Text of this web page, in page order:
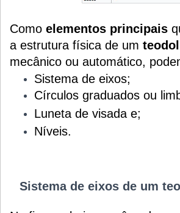
Como elementos principais
a estrutura física de um
mecânico ou automático,
Sistema de eixos;
Círculos graduados ou
Luneta de visada e;
Níveis.
Sistema de eixos de um